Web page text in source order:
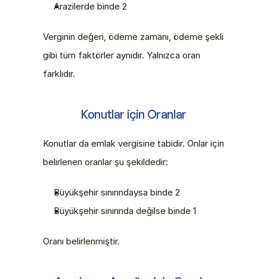
Arazilerde binde 2
Verginin değeri, ödeme zamanı, ödeme şekli
gibi tüm faktörler aynıdır. Yalnızca oran
farklıdır.
Konutlar için Oranlar
Konutlar da emlak vergisine tabidir. Onlar için
belirlenen oranlar şu şekildedir:
Büyükşehir sınırındaysa binde 2
Büyükşehir sınırında değilse binde 1
Oranı belirlenmiştir.